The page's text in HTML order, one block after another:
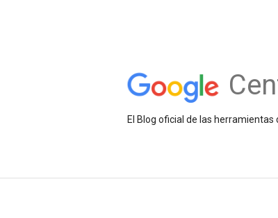
El Blog oficial de las herramientas